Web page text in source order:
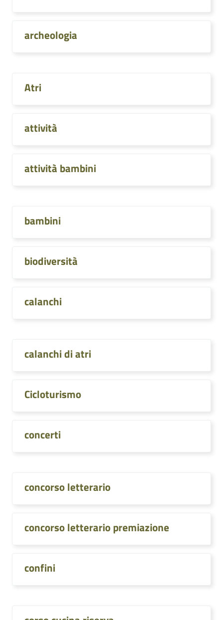
archeologia
Atri
attività
attività bambini
bambini
biodiversità
calanchi
calanchi di atri
Cicloturismo
concerti
concorso letterario
concorso letterario premiazione
confini